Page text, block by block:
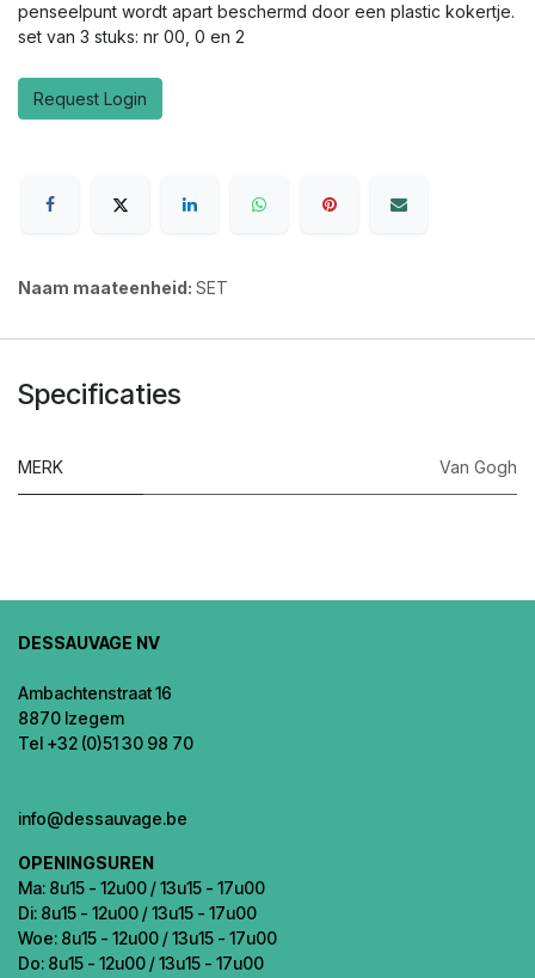
penseelpunt wordt apart beschermd door een plastic kokertje.
set van 3 stuks: nr 00, 0 en 2
Request Login
Naam maateenheid: SET
Specificaties
MERK Van Gogh
DESSAUVAGE NV
Ambachtenstraat 16
8870 Izegem
Tel +32 (0)51 30 98 70
info@dessauvage.be
OPENINGSUREN
Ma: 8u15 - 12u00 / 13u15 - 17u00
Di: 8u15 - 12u00 / 13u15 - 17u00
Woe: 8u15 - 12u00 / 13u15 - 17u00
Do: 8u15 - 12u00 / 13u15 - 17u00